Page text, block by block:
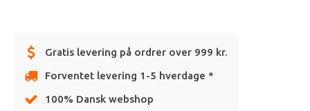
Gratis levering på ordrer over 999 kr.
Forventet levering 1-5 hverdage *
100% Dansk webshop